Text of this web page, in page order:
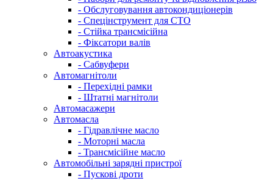
- Обслуговування автокондиціонерів
- Спецінструмент для СТО
- Стійка трансмісійна
- Фіксатори валів
Автоакустика
- Сабвуфери
Автомагнітоли
- Перехідні рамки
- Штатні магнітоли
Автомасажери
Автомасла
- Гідравлічне масло
- Моторні масла
- Трансмісійне масло
Автомобільні зарядні пристрої
- Пускові дроти